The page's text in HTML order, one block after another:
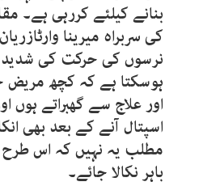
بنانے کیلئے کررہی
کی سربراہ میرینا
نرسوں کی حرکت کی
ہوسکتا ہے کہ کچھ
اور علاج سے گھبراتے ہوں
اسپتال آنے کے بعد بھی
مطلب یہ نہیں کہ اس طرح
باہر نکالا جائے۔